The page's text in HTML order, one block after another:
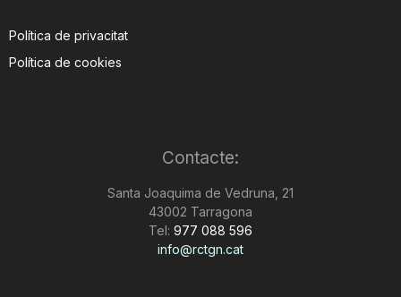
Política de privacitat
Política de cookies
Contacte:
Santa Joaquima de Vedruna, 21
43002 Tarragona
Tel: 977 088 596
info@rctgn.cat